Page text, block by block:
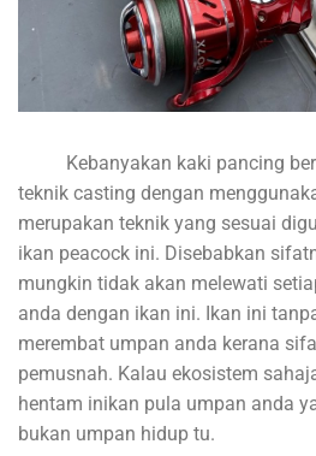
Kebanyakan kaki pancing
teknik casting dengan
merupakan teknik yang sesuai
ikan peacock ini. Disebabkan
mungkin tidak akan melewati
anda dengan ikan ini. Ikan ini
merembat umpan anda kerana
pemusnah. Kalau ekosistem
hentam inikan pula umpan anda
bukan umpan hidup tu.